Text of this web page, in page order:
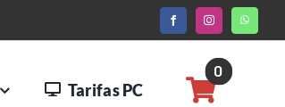
Tarifas PC
0